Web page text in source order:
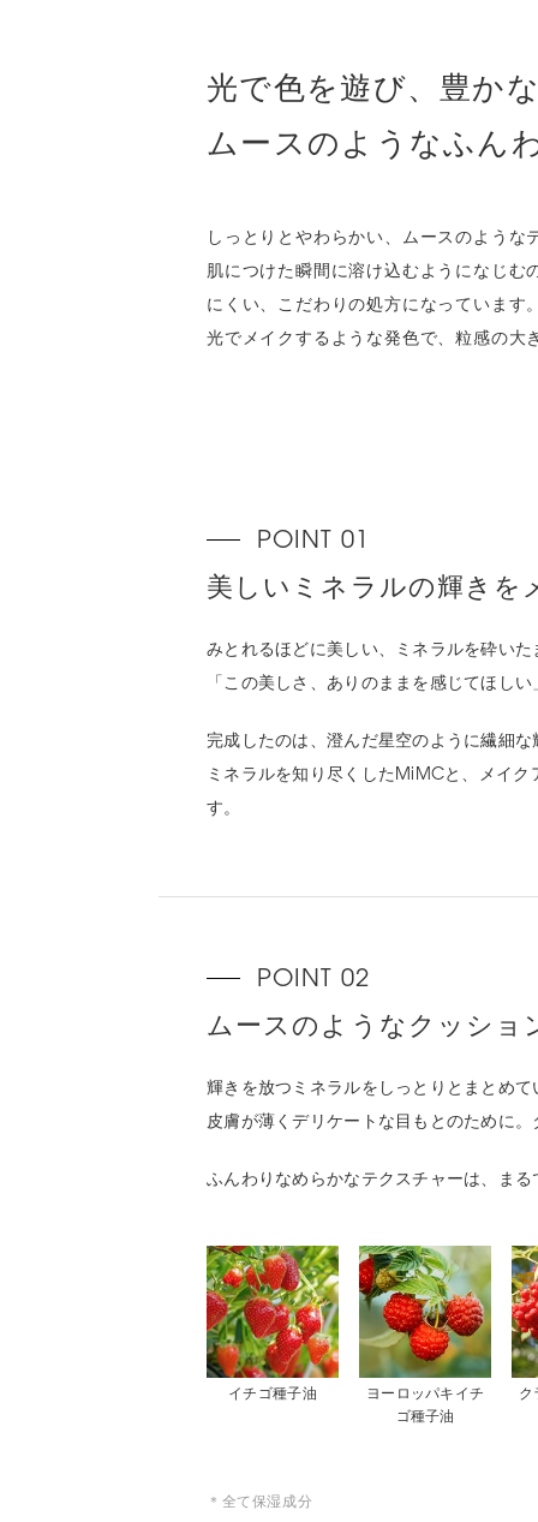
光で色を遊び、豊か
ムースのようなふん
しっとりとやわらかい、ムースのような
肌につけた瞬間に溶け込むようになじむ
にくい、こだわりの処方になっています
光でメイクするような発色で、粒感の大
美しいミネラルの輝きを
みとれるほどに美しい、ミネラルを砕い
「この美しさ、ありのままを感じてほし
完成したのは、澄んだ星空のように繊細
ミネラルを知り尽くしたMiMCと、メイ
す。
ムースのようなクッショ
輝きを放つミネラルをしっとりとまとめ
皮膚が薄くデリケートな目もとのために
ふんわりなめらかなテクスチャーは、ま
イチゴ種子油
ヨーロッパキイチ
ゴ種子油
ク
＊全て保湿成分